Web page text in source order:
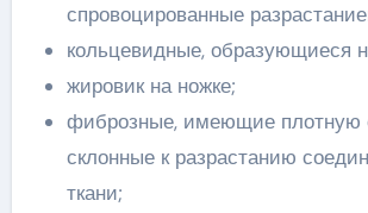
спровоцированные
кольцевидные, образующиеся
жировик на ножке;
фиброзные, имеющие плотную
склонные к разрастанию
ткани;